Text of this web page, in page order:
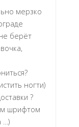
мерзко
берёт
ногти)
?
шрифтом
…)